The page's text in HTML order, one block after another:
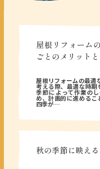
屋根リフォーム
ごとのメリット
屋根リフォームの最適
考える際、最適な時期
季節によって作業の
め、計画的に進めるこ
四季が…
秋の季節に映え